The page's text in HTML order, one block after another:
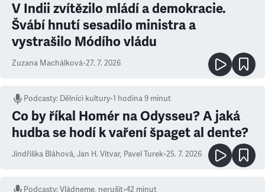
V Indii zvítězilo mládí a demokracie.
Švábí hnutí sesadilo ministra a
vystrašilo Módího vládu
Zuzana Machálková•27. 7. 2026
Podcasty: Dělníci kultury•1 hodina 9 minut
Co by říkal Homér na Odysseu? A jaká
hudba se hodí k vaření špaget al dente?
Jindřiška Bláhová, Jan H. Vitvar, Pavel Turek•25. 7. 2026
Podcasty:Vládneme, nerušit•42 minut